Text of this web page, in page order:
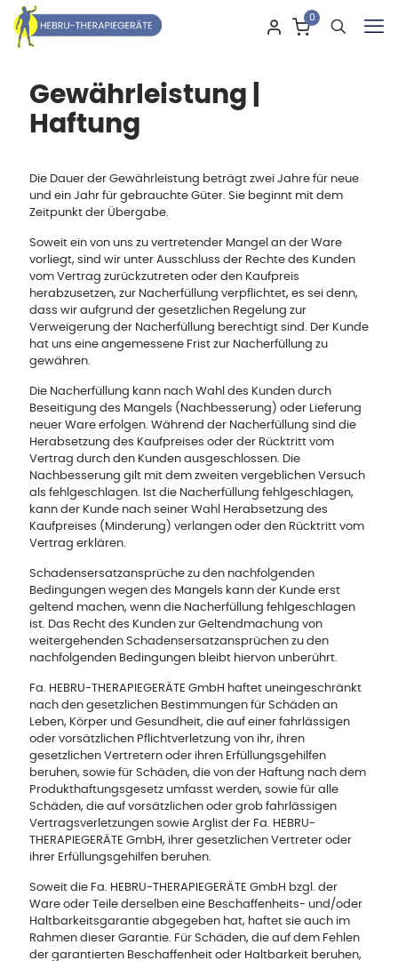
0
Gewährleistung |
Haftung
Die Dauer der Gewährleistung beträgt zwei Jahre für neue
und ein Jahr für gebrauchte Güter. Sie beginnt mit dem
Zeitpunkt der Übergabe.
Soweit ein von uns zu vertretender Mangel an der Ware
vorliegt, sind wir unter Ausschluss der Rechte des Kunden
vom Vertrag zurückzutreten oder den Kaufpreis
herabzusetzen, zur Nacherfüllung verpflichtet, es sei denn,
dass wir aufgrund der gesetzlichen Regelung zur
Verweigerung der Nacherfüllung berechtigt sind. Der Kunde
hat uns eine angemessene Frist zur Nacherfüllung zu
gewähren.
Die Nacherfüllung kann nach Wahl des Kunden durch
Beseitigung des Mangels (Nachbesserung) oder Lieferung
neuer Ware erfolgen. Während der Nacherfüllung sind die
Herabsetzung des Kaufpreises oder der Rücktritt vom
Vertrag durch den Kunden ausgeschlossen. Die
Nachbesserung gilt mit dem zweiten vergeblichen Versuch
als fehlgeschlagen. Ist die Nacherfüllung fehlgeschlagen,
kann der Kunde nach seiner Wahl Herabsetzung des
Kaufpreises (Minderung) verlangen oder den Rücktritt vom
Vertrag erklären.
Schadensersatzansprüche zu den nachfolgenden
Bedingungen wegen des Mangels kann der Kunde erst
geltend machen, wenn die Nacherfüllung fehlgeschlagen
ist. Das Recht des Kunden zur Geltendmachung von
weitergehenden Schadensersatzansprüchen zu den
nachfolgenden Bedingungen bleibt hiervon unberührt.
Fa. HEBRU-THERAPIEGERÄTE GmbH haftet uneingeschränkt
nach den gesetzlichen Bestimmungen für Schäden an
Leben, Körper und Gesundheit, die auf einer fahrlässigen
oder vorsätzlichen Pflichtverletzung von ihr, ihren
gesetzlichen Vertretern oder ihren Erfüllungsgehilfen
beruhen, sowie für Schäden, die von der Haftung nach dem
Produkthaftungsgesetz umfasst werden, sowie für alle
Schäden, die auf vorsätzlichen oder grob fahrlässigen
Vertragsverletzungen sowie Arglist der Fa. HEBRU-
THERAPIEGERÄTE GmbH, ihrer gesetzlichen Vertreter oder
ihrer Erfüllungsgehilfen beruhen.
Soweit die Fa. HEBRU-THERAPIEGERÄTE GmbH bzgl. der
Ware oder Teile derselben eine Beschaffenheits- und/oder
Haltbarkeitsgarantie abgegeben hat, haftet sie auch im
Rahmen dieser Garantie. Für Schäden, die auf dem Fehlen
der garantierten Beschaffenheit oder Haltbarkeit beruhen,